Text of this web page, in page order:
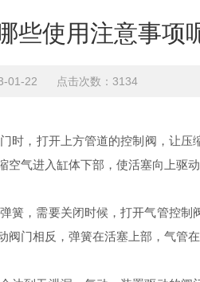
些使用注意事项
01-22 点击次数：3134
时，打开上方管道的控制阀，让
气进入缸体下部，使活塞向上驱
，需要关闭时候，打开气管控制
门相反，弹簧在活塞上部，气管